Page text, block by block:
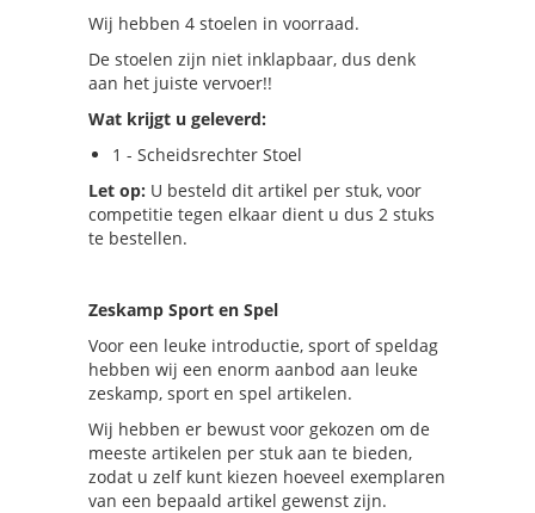
Wij hebben 4 stoelen in voorraad.
De stoelen zijn niet inklapbaar, dus denk
aan het juiste vervoer!!
Wat krijgt u geleverd:
1 - Scheidsrechter Stoel
Let op: U besteld dit artikel per stuk, voor
competitie tegen elkaar dient u dus 2 stuks
te bestellen.
Zeskamp Sport en Spel
Voor een leuke introductie, sport of speldag
hebben wij een enorm aanbod aan leuke
zeskamp, sport en spel artikelen.
Wij hebben er bewust voor gekozen om de
meeste artikelen per stuk aan te bieden,
zodat u zelf kunt kiezen hoeveel exemplaren
van een bepaald artikel gewenst zijn.